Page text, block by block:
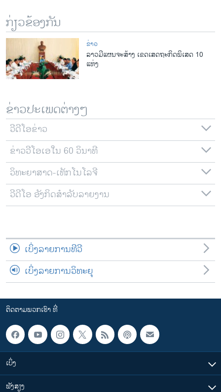
ສຽງ
ລາຍການກະຈາຍສຽງ
ລາຍງານ
ຕິດຕາມພວກເຮົາ ທີ່
ພາສາຕ່າງໆ
ກ່ຽວຂ້ອງກັນ
ຂ່າວ
ລາວມີແຜນຈະສ້າງ ເຂດເສດຖະກິດພິເສດ 10
ແຫ່ງ
ຂ່າວປະເພດຕ່າງໆ
ວີດີໂອຂ່າວ
ຂ່າວວີໂອເອໃນ 60 ວິນາທີ
ວິທະຍາສາດ-ເທັກໂນໂລຈີ
ວີດີໂອ ອັງກິດສຳລັບລາຍງານ
ເບິ່ງລາຍການທີວີ
ເບິ່ງລາຍການວິທະຍຸ
ຕິດຕາມພວກເຮົາ ທີ່
ເບິ່ງ
ຟັງສຽງ